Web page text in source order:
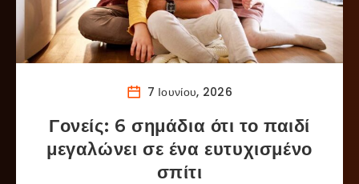
7 Ιουνίου, 2026
Γονείς: 6 σημάδια ότι το παιδί
μεγαλώνει σε ένα ευτυχισμένο
σπίτι